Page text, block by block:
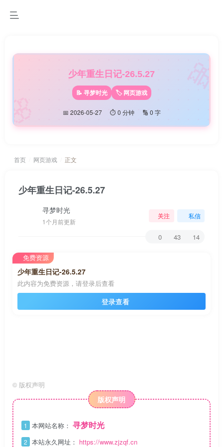
少年重生日记-26.5.27
📝 寻梦时光 🏷️ 网页游戏
📅 2026-05-27 ⏱️ 0 分钟 🔢 0 字
首页 网页游戏 正文
少年重生日记-26.5.27
寻梦时光
1个月前更新
关注 私信
0 43 14
少年重生日记-26.5.27
此内容为免费资源，请登录后查看
登录查看
免费资源
© 版权声明
版权声明
1 本网站名称： 寻梦时光
2 本站永久网址： https://www.zjzqf.cn